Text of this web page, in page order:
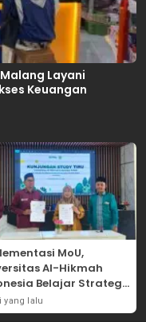
Malang Layani
Keuangan
MoU,
Al-Hikmah
Belajar Strategi
Ekonomi di
Pesantren Sunan
yang lalu